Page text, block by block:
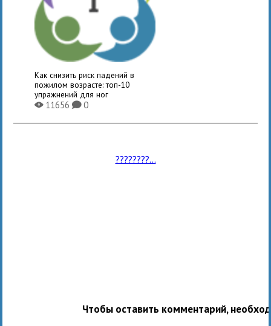
Как снизить риск падений в
пожилом возрасте: топ-10
упражнений для ног
X11656K0
????????...
Чтобы оставить комментарий,